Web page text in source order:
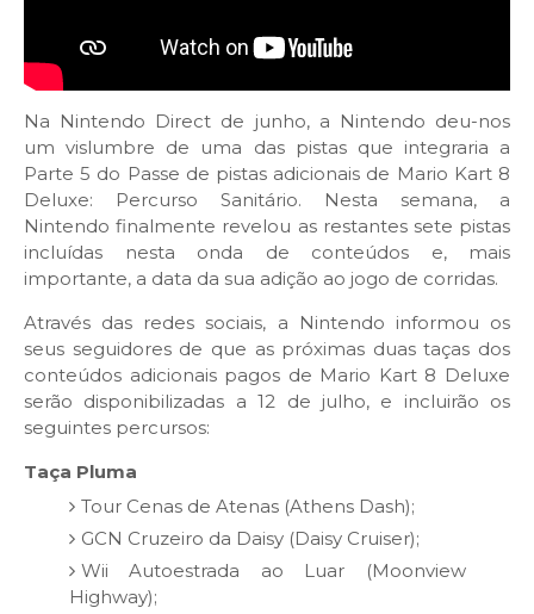
Na Nintendo Direct de junho, a Nintendo deu-nos
um vislumbre de uma das pistas que integraria a
Parte 5 do Passe de pistas adicionais de Mario Kart 8
Deluxe: Percurso Sanitário. Nesta semana, a
Nintendo finalmente revelou as restantes sete pistas
incluídas nesta onda de conteúdos e, mais
importante, a data da sua adição ao jogo de corridas.
Através das redes sociais, a Nintendo informou os
seus seguidores de que as próximas duas taças dos
conteúdos adicionais pagos de Mario Kart 8 Deluxe
serão disponibilizadas a 12 de julho, e incluirão os
seguintes percursos:
Taça Pluma
Tour Cenas de Atenas (Athens Dash);
GCN Cruzeiro da Daisy (Daisy Cruiser);
Wii Autoestrada ao Luar (Moonview
Highway);